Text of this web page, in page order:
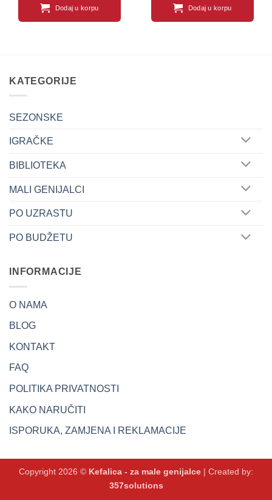
Dodaj u korpu Dodaj u korpu
KATEGORIJE
SEZONSKE
IGRAČKE
BIBLIOTEKA
MALI GENIJALCI
PO UZRASTU
PO BUDŽETU
INFORMACIJE
O NAMA
BLOG
KONTAKT
FAQ
POLITIKA PRIVATNOSTI
KAKO NARUČITI
ISPORUKA, ZAMJENA I REKLAMACIJE
Copyright 2026 © Kefalica - za male genijalce | Created by:
357solutions